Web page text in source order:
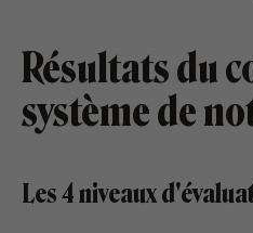
Résultats du
système de
Les 4 niveaux